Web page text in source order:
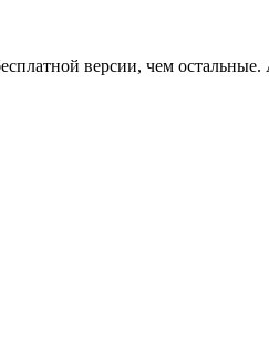
версии, чем